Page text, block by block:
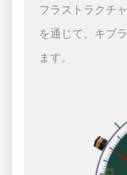
フラストラクチ
を通じて、キブ
ます。